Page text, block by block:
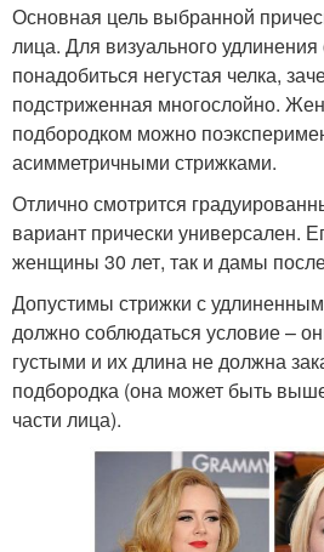
Основная цель выбранной
лица. Для визуального
понадобиться негустая челка,
подстриженная многослойно.
подбородком можно
асимметричными стрижками.
Отлично смотрится
вариант прически универсален.
женщины 30 лет, так и дамы
Допустимы стрижки с
должно соблюдаться условие –
густыми и их длина не должна
подбородка (она может быть
части лица).